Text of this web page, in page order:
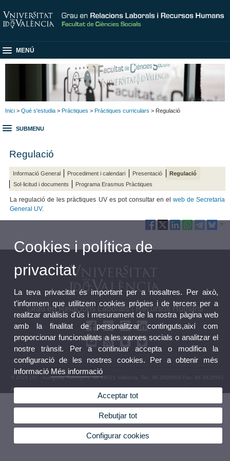
MENÚ
Inici > Què s'estudia > Práctiques > Pràctiques curriculars > Regulació
SUBMENU
Regulació
Informació General Procediment i calendari Presentació
Regulació
Sol·licitud i documents
Programa Erasmus Pràctiques
La regulació de les pràctiques UV es pot consultar en el web de Secretaria
General UV.
Grau en Relacions Laborals i Recursos Humans
© 2026 UV. - Avinguda Tarongers, 4b 46021 València. Tel.: 96 3828500 Fax: 96 3828501
Avís legal|Accessibilitat|Política privacitat|Cookies|Transparència|Bústia de contacte
Cookies i política de
privacitat
La teva privacitat és important per a nosaltres. Per això,
t'informem que utilitzem cookies pròpies i de tercers per a
realitzar anàlisis d'ús i mesurament de la nostra pàgina web
amb la finalitat de personalitzar continguts,així com
proporcionar funcionalitats a les xarxes socials o analitzar el
nostre trànsit. Per a continuar accepta o modifica la
configuració de les nostres cookies. Per a obtenir més
informació Més informació
Acceptar tot
Rebutjar tot
Configurar cookies